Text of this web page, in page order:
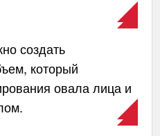
создать
который
овала лица и